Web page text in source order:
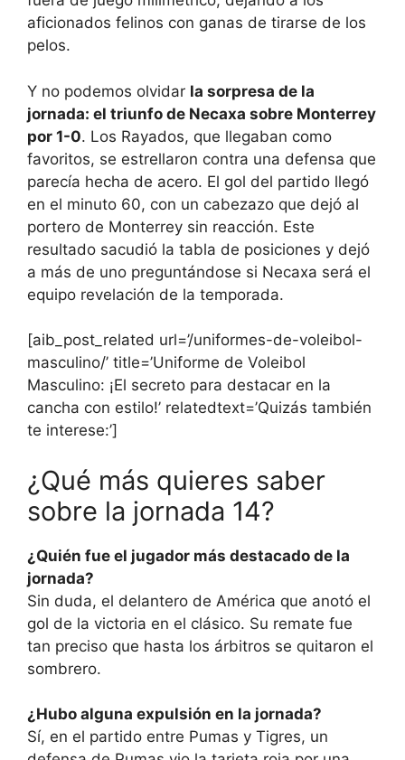
aficionados felinos con ganas de tirarse de los
pelos.
Y no podemos olvidar la sorpresa de la
jornada: el triunfo de Necaxa sobre Monterrey
por 1-0. Los Rayados, que llegaban como
favoritos, se estrellaron contra una defensa que
parecía hecha de acero. El gol del partido llegó
en el minuto 60, con un cabezazo que dejó al
portero de Monterrey sin reacción. Este
resultado sacudió la tabla de posiciones y dejó
a más de uno preguntándose si Necaxa será el
equipo revelación de la temporada.
[aib_post_related url=’/uniformes-de-voleibol-
masculino/’ title=’Uniforme de Voleibol
Masculino: ¡El secreto para destacar en la
cancha con estilo!’ relatedtext=’Quizás también
te interese:’]
¿Qué más quieres saber
sobre la jornada 14?
¿Quién fue el jugador más destacado de la
jornada?
Sin duda, el delantero de América que anotó el
gol de la victoria en el clásico. Su remate fue
tan preciso que hasta los árbitros se quitaron el
sombrero.
¿Hubo alguna expulsión en la jornada?
Sí, en el partido entre Pumas y Tigres, un